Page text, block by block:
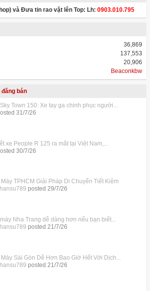
và Đưa tin rao vặt lên Top: Lh: 0903.010.795
36,869
137,553
20,906
Beaconkbw
bán
Town 150: Xe tay ga chinh phục người...
31/7/26
xe People R 125 ra mắt tại Việt Nam,...
30/7/26
TPHCM Giải Pháp Di Chuyển Tiết Kiệm
posted 29/7/26
Nha Trang dễ dàng hơn nếu bạn biết...
posted 21/7/26
Sài Gòn Dễ Hơn Bao Giờ Hết Với Dịch...
posted 21/7/26